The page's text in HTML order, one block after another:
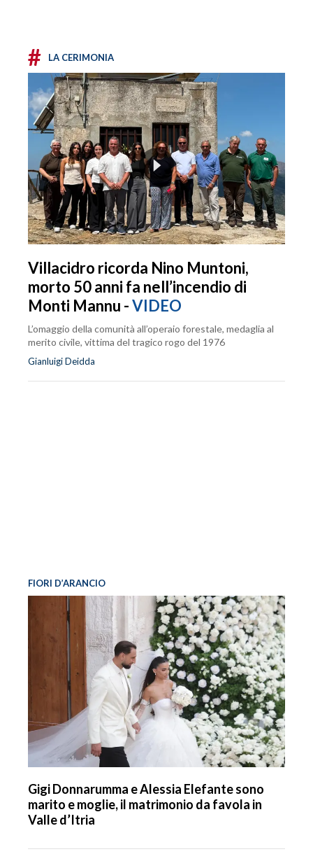
# LA CERIMONIA
Villacidro ricorda Nino Muntoni,
morto 50 anni fa nell’incendio di
Monti Mannu -VIDEO
L’omaggio della comunità all’operaio forestale, medaglia al
merito civile, vittima del tragico rogo del 1976
Gianluigi Deidda
FIORI D’ARANCIO
Gigi Donnarumma e Alessia Elefante sono
marito e moglie, il matrimonio da favola in
Valle d’Itria